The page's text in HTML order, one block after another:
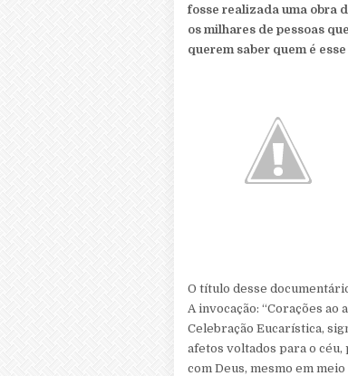
fosse realizada uma obra
os milhares de pessoas
querem saber quem é
O título desse
A invocação: “Corações ao
Celebração Eucarística,
afetos voltados para o céu,
com Deus, mesmo em